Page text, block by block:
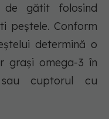
de gătit folosind
peștele. Conform
determină o
grași omega-3 în
cuptorul cu